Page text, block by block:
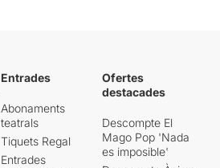
Entrades
Abonaments
teatrals
Tiquets Regal
Entrades
Ofertes
destacades
Descompte El
Mago Pop 'Nada
es imposible'